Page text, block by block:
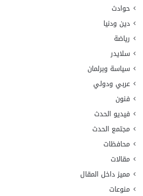
حوادث
دين ودنيا
رياضة
سلايدر
سياسة وبرلمان
عربي ودولي
فنون
فيديو الحدث
مجتمع الحدث
محافظات
مقالات
مميز داخل المقال
منوعات